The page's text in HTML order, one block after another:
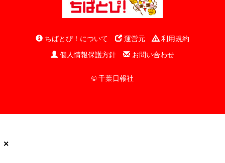
ちばとぴ！について 運営元
利用規約
個人情報保護方針
お問い合わせ
© 千葉日報社
×